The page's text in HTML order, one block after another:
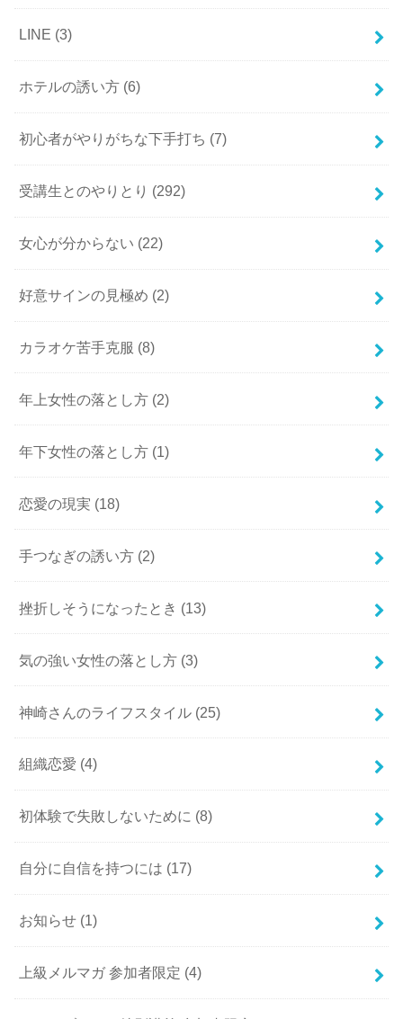
LINE (3)
ホテルの誘い方 (6)
初心者がやりがちな下手打ち (7)
受講生とのやりとり (292)
女心が分からない (22)
好意サインの見極め (2)
カラオケ苦手克服 (8)
年上女性の落とし方 (2)
年下女性の落とし方 (1)
恋愛の現実 (18)
手つなぎの誘い方 (2)
挫折しそうになったとき (13)
気の強い女性の落とし方 (3)
神崎さんのライフスタイル (25)
組織恋愛 (4)
初体験で失敗しないために (8)
自分に自信を持つには (17)
お知らせ (1)
上級メルマガ 参加者限定 (4)